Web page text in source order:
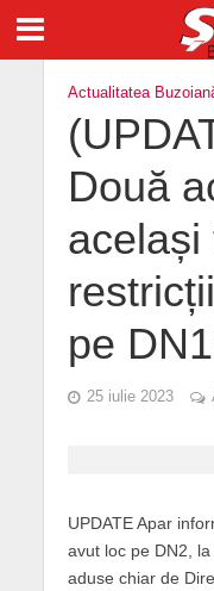
Actualitatea
Două
același
pe
25 iulie 2023
UPDATE Apar
avut loc pe DN2,
aduse chiar de